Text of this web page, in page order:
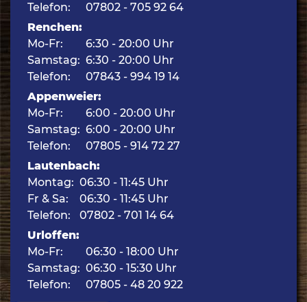
Telefon:
07802 - 705 92 64
Renchen:
Mo-Fr:
Samstag:
Telefon:
6:30 - 20:00 Uhr
6:30 - 20:00 Uhr
07843 - 994 19 14
Appenweier:
Mo-Fr:
Samstag:
Telefon:
6:00 - 20:00 Uhr
6:00 - 20:00 Uhr
07805 - 914 72 27
Lautenbach:
Montag:
Fr & Sa:
Telefon:
06:30 - 11:45 Uhr
06:30 - 11:45 Uhr
07802 - 701 14 64
Urloffen:
Mo-Fr:
Samstag:
Telefon:
06:30 - 18:00 Uhr
06:30 - 15:30 Uhr
07805 - 48 20 922